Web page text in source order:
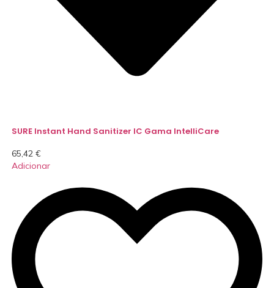
SURE Instant Hand Sanitizer IC Gama IntelliCare
65,42 €
Adicionar